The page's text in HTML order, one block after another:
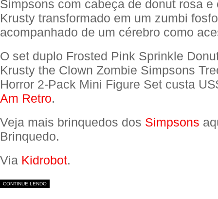
Simpsons com cabeça de donut rosa e
Krusty transformado em um zumbi
acompanhado de um cérebro como
O set duplo Frosted Pink Sprinkle
Krusty the Clown Zombie Simpsons
Horror 2-Pack Mini Figure Set custa
Am Retro.
Veja mais brinquedos dos Simpsons
Brinquedo.
Via Kidrobot.
CONTINUE LENDO